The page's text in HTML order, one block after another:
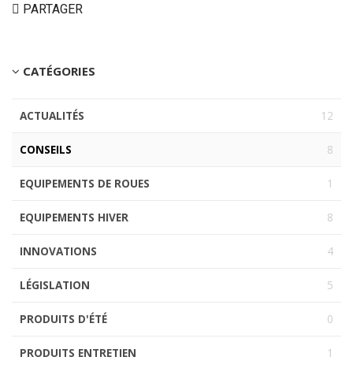
PARTAGER
CATÉGORIES
ACTUALITÉS 12
CONSEILS 8
EQUIPEMENTS DE ROUES 1
EQUIPEMENTS HIVER 8
INNOVATIONS 4
LÉGISLATION 5
PRODUITS D'ÉTÉ 0
PRODUITS ENTRETIEN 1